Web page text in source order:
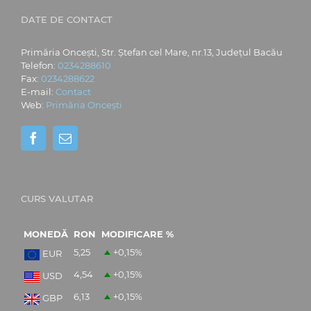
DATE DE CONTACT
Primăria Oncești, Str. Ștefan cel Mare, nr.13, Județul Bacău
Telefon: 0234288610
Fax: 0234288622
E-mail: Contact
Web: Primăria Oncești
CURS VALUTAR
MONEDĂ RON
MODIFICARE %
EUR
5,25 +0,15%
USD 4,54 +0,15%
GBP 6,13 +0,15%